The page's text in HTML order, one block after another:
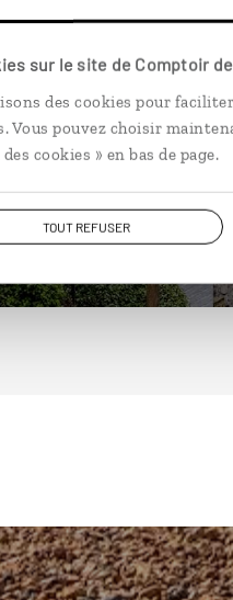
sur le site de Comptoir
des cookies pour
Vous pouvez choisir
cookies » en bas de page.
TOUT REFUSER